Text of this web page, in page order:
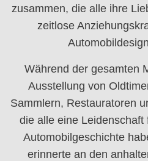
zusammen, die alle ihre
zeitlose
Während der gesamten
Ausstellung von
Sammlern, Restauratoren
die alle eine
Automobilgeschichte
erinnerte an den